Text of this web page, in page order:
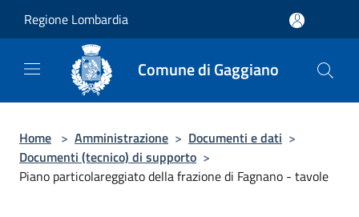
Regione Lombardia
Comune di Gaggiano
Home > Amministrazione > Documenti e dati >
Documenti (tecnico) di supporto >
Piano particolareggiato della frazione di Fagnano - tavole